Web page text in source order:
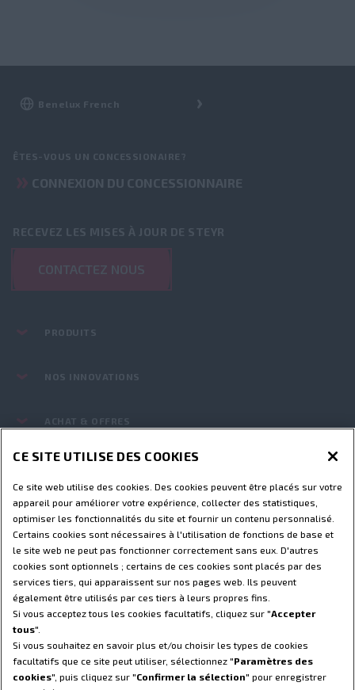
ÊTES-VOUS UN CONCESSIONAIRE?
CONNEXION DU CONCESSIONNAIRE
RECEVEZ LES MISES À JOUR DE STEYR
CONTACTEZ NOUS
PRODUITS
NOS INNOVATIONS
ACHAT & OFFRES
PIÈCES ET SERVICES
LE MONDE STEYR
Conditions d’utilisation
Empreinte
Paramètres des cookies
Déclatation relative aux Télématique
Télématique - avis de confidentialité
© 2025 CNH America LLC. Tous droits réservés. Steyr et CNH Capital
sont des marques déposées de CNH America LLC et tous ses
affiliés.
CE SITE UTILISE DES COOKIES
Ce site web utilise des cookies. Des cookies peuvent être placés sur votre
appareil pour améliorer votre expérience, collecter des statistiques,
optimiser les fonctionnalités du site et fournir un contenu personnalisé.
Certains cookies sont nécessaires à l'utilisation de fonctions de base et
le site web ne peut pas fonctionner correctement sans eux. D'autres
cookies sont optionnels ; certains de ces cookies sont placés par des
services tiers, qui apparaissent sur nos pages web. Ils peuvent
également être utilisés par ces tiers à leurs propres fins.
Si vous acceptez tous les cookies facultatifs, cliquez sur "Accepter
tous".
Si vous souhaitez en savoir plus et/ou choisir les types de cookies
facultatifs que ce site peut utiliser, sélectionnez "Paramètres des
cookies", puis cliquez sur "Confirmer la sélection" pour enregistrer